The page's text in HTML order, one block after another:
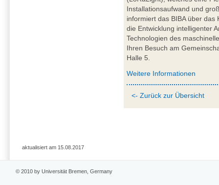
Installationsaufwand und
informiert das BIBA über das
die Entwicklung intelligenter
Technologien des
Ihren Besuch am
Halle 5.
Weitere Informationen
<- Zurück zur Übersicht
aktualisiert am 15.08.2017
© 2010 by Universität Bremen, Germany